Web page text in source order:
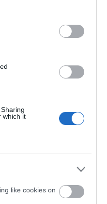
which it
like cookies on
il problema della verifica
di uso e manutenzione
non ha saputo rispondere